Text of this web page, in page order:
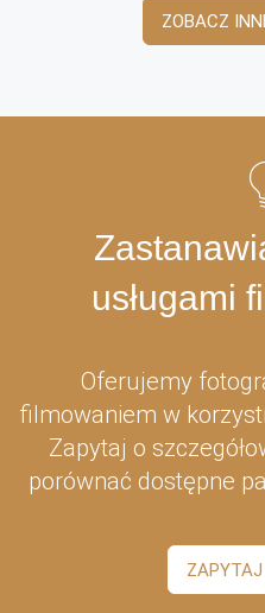
ZOBACZ
usługami
Oferujemy
filmowaniem w
Zapytaj o
porównać dostępne
ZAPYTAJ